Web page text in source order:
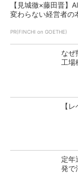
【見城徹×藤田晋】
変わらない経営者の
PR(FINCHI on GOETHE)
な
工場
【
定年
発で